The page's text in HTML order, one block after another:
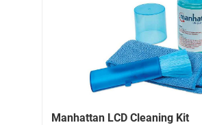
Manhattan LCD Cleaning Kit